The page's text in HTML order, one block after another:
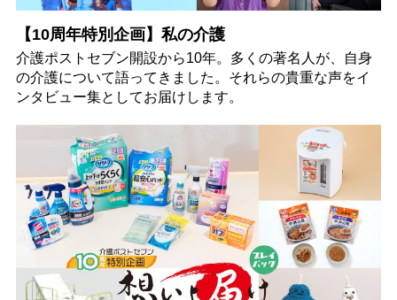
【10周年特別企画】私の介護
介護ポストセブン開設から10年。多くの著名人が、自身
の介護について語ってきました。それらの貴重な声をイ
ンタビュー集としてお届けします。